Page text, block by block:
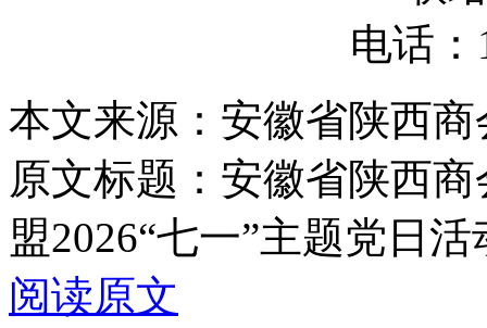
电话：
本文来源：安徽省陕西商
原文标题： 安徽省陕西
盟2026“七一”主题党日活
阅读原文